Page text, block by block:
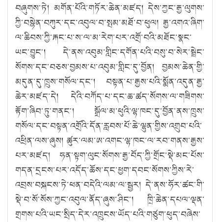
བཞུགས་ཏེ། མགོན་པོའི་གཏོར་ཆེན་མཛད། དེས་ཀྱང་རྒྱ་ལུགས་
ཀྱི་བསྙེན་བཀུར་དང་འབུལ་བ་སྤམ་མཐོ་བ་ཕུལ། རྒྱ་འགའ་ཞིག་
ལ་ཆིབས་ཀྱི་རྐང་པ་ས་ལ་མ་རེག་པར་འགྲོ་བའི་མཐོང་སྣང་
ཡང་བྱུང༌། དེ་ནས་འབུམ་གླིང་དགོན་པའི་བསུ་བ་སེར་སྦྲེང་
སོགས་དང་བཅས་བྱམས་པ་འབུམ་གླིང་དུ་བྱོན། བྱམས་ཆེན་གྱི་
མདུན་དུ་ཁྲུས་གསོལ་དང་། བསྟན་པ་རྒྱས་པའི་སྨོན་འདུན་རྒྱ་
ཆེར་མཛད་དེ། དེའི་བཀོད་པ་དང་ཆ་ཚད་སོགས་ལ་གཟིགས་
རྟོག་ཞིབ་ཏུ་གནང༌། སྒྲོལ་མ་ཕུའི་ལྷ་ཁང་དུ་བྱོན་ནས་ཁྲུས་
གསོལ་དང་བསྟན་འགྲོའི་དོན་རླབས་པོ་ཆེ་ལྷུན་གྱིས་འགྲུབ་པའི་
འཕྲིན་ལས་ཞུས། ཚུར་ལམ་ཨ་འགང་ལྷ་ཁང་ལ་རབ་གནས་རྒྱས་
པར་མཛད། ཧན་སྟག་ལུང་སོགས་རྒྱ་བོད་ཀྱི་གྲོང་སྡེ་མང་པོས་
གདན་དྲངས་པར་འདོད་ཆོས་དང་ཕྱག་དབང་སོགས་ཀྱིས་རེ་
འབྲས་བསྐངས་ཏེ་ཕན་བདེའི་ལམ་ལ་སྦྱར། དེ་ནས་ཧོར་ཚང་གི་
སྡེ་བ་སོ་སོས་ཀྱང་འབུལ་ནོད་ཞུས་ཤིང༌། ཁྲི་ཆེན་དཔལ་ལྡན་
གྲགས་པའི་ཡང་སྲིད་དེར་འཁྲུངས་ཡོད་པའི་གཙུག་ཕུད་བཞེས་